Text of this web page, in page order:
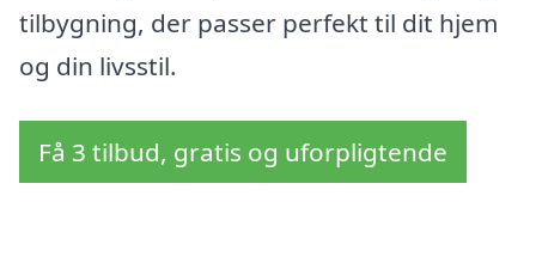
tilbygning, der passer perfekt til dit hjem
og din livsstil.
Få 3 tilbud, gratis og uforpligtende